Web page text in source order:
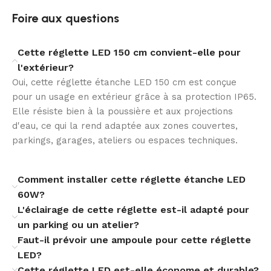
adaptée aux installations fonctionnelles et soignées.
Une solution durable
Avec une durée de vie annoncée de 60 000 heures et
une garantie de 3 ans, cette réglette étanche LED
répond aux attentes des installations pérennes. Son
facteur de puissance de 0.99 traduit également une
utilisation efficace de l’énergie électrique.
Sa plage de fonctionnement de -20 °C à +50 °C, sa
classe d’isolation électrique II et sa conformité CE,
RoHS et UKCA en font un luminaire rassurant pour des
applications variées. Elle convient parfaitement aux
besoins d’éclairage fonctionnel en intérieur technique
ou extérieur protégé.
Foire aux questions
Cette réglette LED 150 cm convient-elle pour
l'extérieur?
Oui, cette réglette étanche LED 150 cm est conçue
pour un usage en extérieur grâce à sa protection IP65.
Elle résiste bien à la poussière et aux projections
d'eau, ce qui la rend adaptée aux zones couvertes,
parkings, garages, ateliers ou espaces techniques.
Comment installer cette réglette étanche LED
60W?
L'éclairage de cette réglette est-il adapté pour
un parking ou un atelier?
Faut-il prévoir une ampoule pour cette réglette
LED?